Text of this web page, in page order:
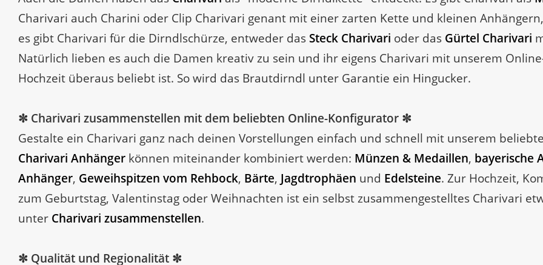
Charivari auch Charini oder Clip Charivari genant mit einer zarten Kette und kleinen
es gibt Charivari für die Dirndlschürze, entweder das Steck Charivari oder das Gürtel Charivari
Natürlich lieben es auch die Damen kreativ zu sein und ihr eigens Charivari mit unserem
Hochzeit überaus beliebt ist. So wird das Brautdirndl unter Garantie ein Hingucker.
✼ Charivari zusammenstellen mit dem beliebten Online-Konfigurator ✼
Gestalte ein Charivari ganz nach deinen Vorstellungen einfach und schnell mit unserem
Charivari Anhänger können miteinander kombiniert werden: Münzen & Medaillen, bayerische
Anhänger, Geweihspitzen vom Rehbock, Bärte, Jagdtrophäen und Edelsteine. Zur Hochzeit,
zum Geburtstag, Valentinstag oder Weihnachten ist ein selbst zusammengestelltes Charivari
unter Charivari zusammenstellen.
✼ Qualität und Regionalität ✼